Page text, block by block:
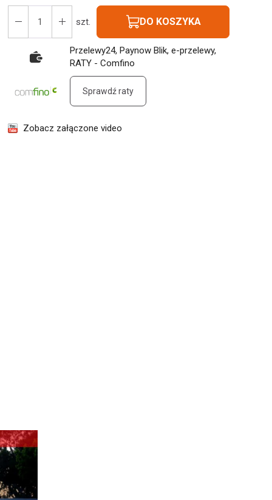
szt. DO KOSZYKA
Przelewy24, Paynow Blik, e-przelewy,
RATY - Comfino
Sprawdź raty
Zobacz załączone video